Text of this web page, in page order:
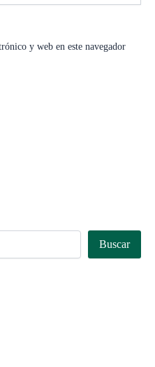
y web en este navegador
Buscar